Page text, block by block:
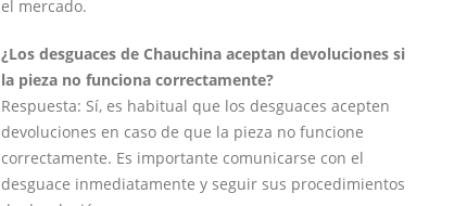
el mercado.
¿Los desguaces de Chauchina aceptan devoluciones si
la pieza no funciona correctamente?
Respuesta: Sí, es habitual que los desguaces acepten
devoluciones en caso de que la pieza no funcione
correctamente. Es importante comunicarse con el
desguace inmediatamente y seguir sus procedimientos